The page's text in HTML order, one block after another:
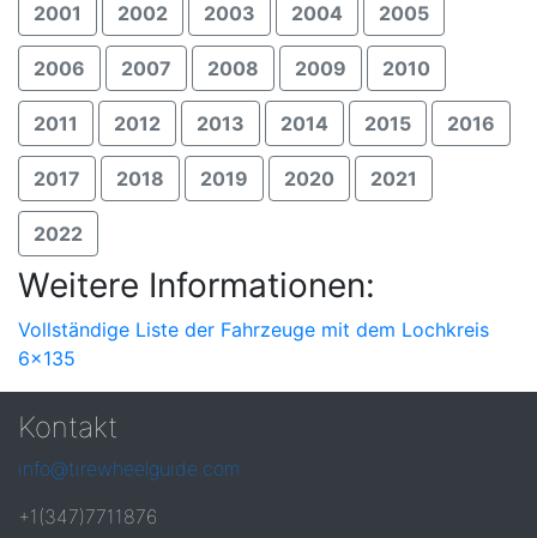
2001 2002 2003 2004 2005
2006 2007 2008 2009 2010
2011 2012 2013 2014 2015 2016
2017 2018 2019 2020 2021
2022
Weitere Informationen:
Vollständige Liste der Fahrzeuge mit dem Lochkreis
6x135
Kontakt
info@tirewheelguide.com
+1(347)7711876